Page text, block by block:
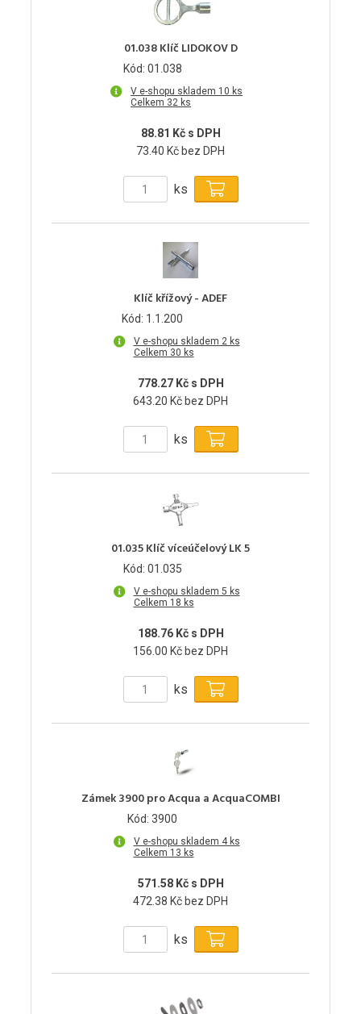
01.038 Klíč LIDOKOV D
Kód: 01.038
V e-shopu skladem 10 ks
Celkem 32 ks
88.81 Kč s DPH
73.40 Kč bez DPH
ks
Klíč křížový - ADEF
Kód: 1.1.200
V e-shopu skladem 2 ks
Celkem 30 ks
778.27 Kč s DPH
643.20 Kč bez DPH
ks
01.035 Klíč víceúčelový LK 5
Kód: 01.035
V e-shopu skladem 5 ks
Celkem 18 ks
188.76 Kč s DPH
156.00 Kč bez DPH
ks
Zámek 3900 pro Acqua a AcquaCOMBI
Kód: 3900
V e-shopu skladem 4 ks
Celkem 13 ks
571.58 Kč s DPH
472.38 Kč bez DPH
ks